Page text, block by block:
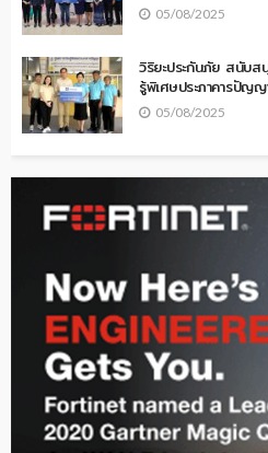
05/08/2025
วิริยะประกันภัย สนับ
รู้พิเศษประภาคารปัญญ
05/08/2025